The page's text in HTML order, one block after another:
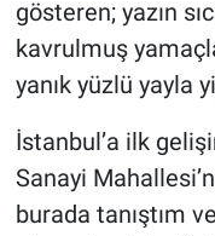
gösteren; yazın
kavrulmuş
yanık yüzlü yayla
İstanbul’a ilk
Sanayi
burada tanıştım